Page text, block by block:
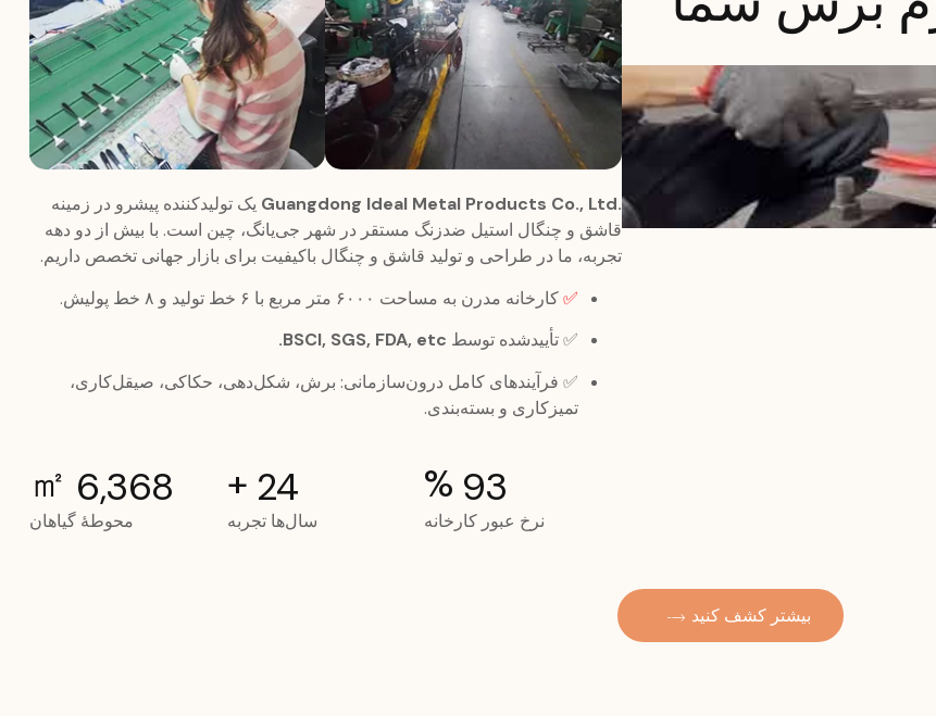
.Guangdong Ideal Metal Products Co., Ltd
یک تولیدکننده پیشرو در زمینه
قاشق و چنگال استیل ضدزنگ مستقر در شهر جی‌یانگ، چین است. با بیش از دو دهه
تجربه، ما در طراحی و تولید قاشق و چنگال باکیفیت برای بازار جهانی تخصص داریم.
✅کارخانه مدرن به مساحت ۶۰۰۰ متر مربع با ۶ خط تولید و ۸ خط پولیش.
✅ تأییدشده توسط BSCI, SGS, FDA, etc.
✅ فرآیندهای کامل درون‌سازمانی: برش، شکل‌دهی، حکاکی، صیقل‌کاری،
تمیزکاری و بسته‌بندی.
100
%
نرخ عبور کارخانه
25
+
سال‌ها تجربه
8,000
㎡
محوطهٔ گیاهان
بیشتر کشف کنید